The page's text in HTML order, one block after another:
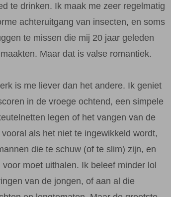
te drinken. Ik maak me zeer regelmatig
achteruitgang van insecten, en soms
te missen die mij 20 jaar geleden
Maar dat is valse romantiek.
is me liever dan het andere. Ik geniet
in de vroege ochtend, een simpele
legen of het vangen van de
als het niet te ingewikkeld wordt,
die te schuw (of te slim) zijn, en
moet uithalen. Ik beleef minder lol
van de jongen, of aan al die